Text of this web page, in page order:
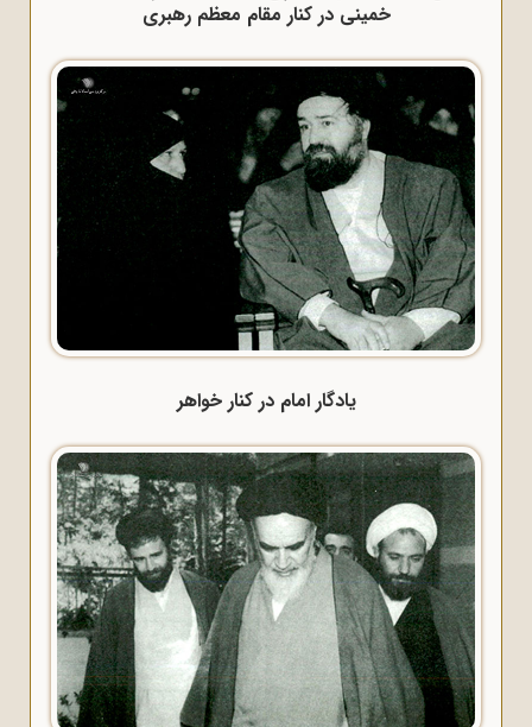
خمینی در کنار مقام معظم رهبری
یادگار امام در کنار خواهر